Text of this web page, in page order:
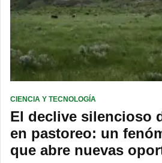
CIENCIA Y TECNOLOGÍA
El declive silencioso
en pastoreo: un
que abre nuevas